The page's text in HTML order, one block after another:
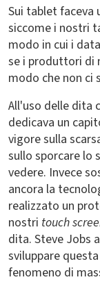
Sui tablet faceva
siccome i nostri
modo in cui i
se i produttori di
modo che non ci
All'uso delle dita
dedicava un
vigore sulla
sullo sporcare lo
vedere. Invece
ancora la
realizzato un
nostri touch
dita. Steve Jobs
sviluppare
fenomeno di